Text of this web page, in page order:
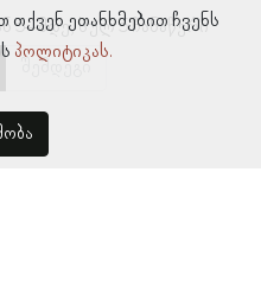
5–მდე, სულ 5 ჩანაწერი
შემდეგი
თქვენ ეთანხმებით ჩვენს
პოლიტიკას.